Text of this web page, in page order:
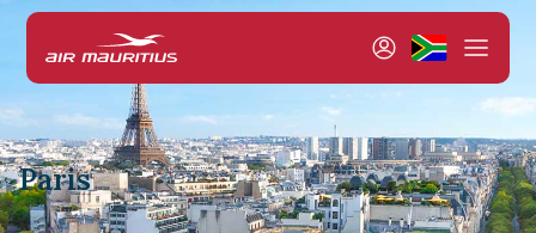
Paris